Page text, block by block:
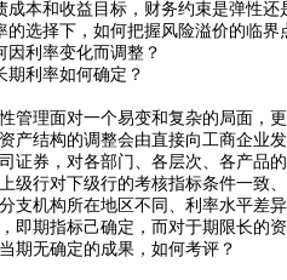
和收益目标，财务约束是弹性还
择下，如何把握风险溢价的临界
利率变化而调整？
利率如何确定？
理面对一个易变和复杂的局面，更
结构的调整会由直接向工商企业发
证券，对各部门、各层次、各产品
行对下级行的考核指标条件一致
支机构所在地区不同、利率水平差
期指标己确定，而对于期限长的
期无确定的成果，如何考评？